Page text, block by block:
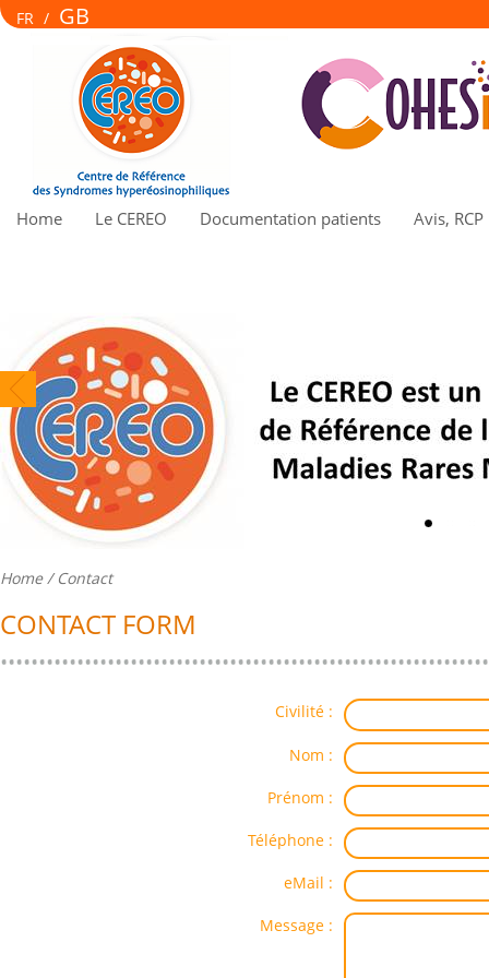
FR / GB
Home Le CEREO Documentation patients Avis, RCP
Home/ Contact
CONTACT FORM
Civilité :
Nom :
Prénom :
Téléphone :
eMail :
Message :